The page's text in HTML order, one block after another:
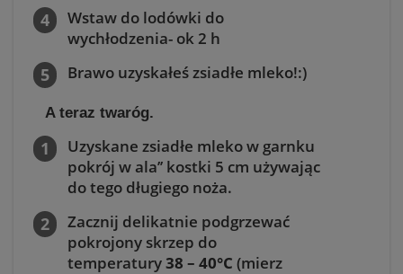
Wstaw do lodówki do
wychłodzenia- ok 2 h
Brawo uzyskałeś zsiadłe mleko!:)
A teraz twaróg.
Uzyskane zsiadłe mleko w garnku
pokrój w ala’’ kostki 5 cm używając
do tego długiego noża.
Zacznij delikatnie podgrzewać
pokrojony skrzep do
temperatury38 – 40°C (mierz